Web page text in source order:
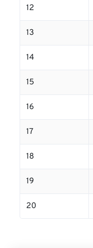
12
13
14
15
16
17
18
19
20